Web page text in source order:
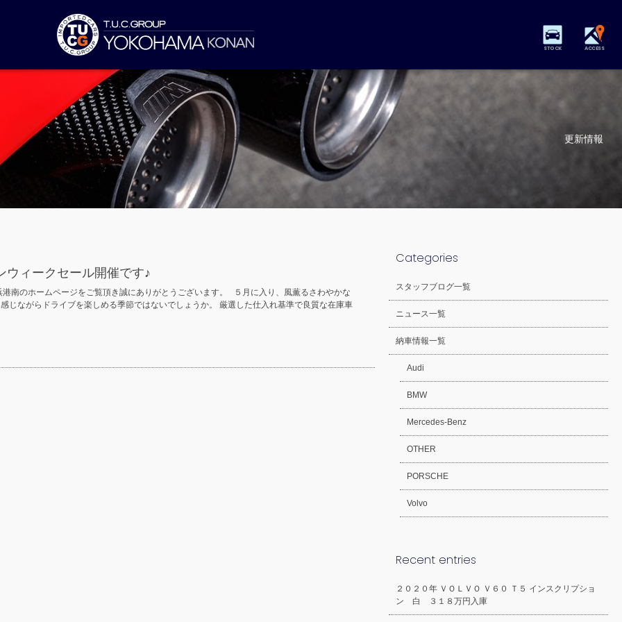
STOCK ACCESS
更新情報
ウィークセール開催です♪
南のホームページをご覧頂き誠にありがとうございます。 ５月に入り、風薫るさわやかな
じながらドライブを楽しめる季節ではないでしょうか。 厳選した仕入れ基準で良質な在庫車
Categories
スタッフブログ一覧
ニュース一覧
納車情報一覧
Audi
BMW
Mercedes-Benz
OTHER
PORSCHE
Volvo
Recent entries
２０２０年 ＶＯＬＶＯ Ｖ６０ Ｔ５ インスクリプショ
ン 白 ３１８万円入庫